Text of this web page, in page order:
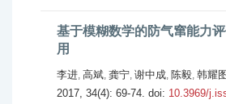
基于模糊数学的防气窜能力
用
李进, 高斌, 龚宁, 谢中成, 陈毅, 韩耀图
2017, 34(4): 69-74. doi: 10.3969/